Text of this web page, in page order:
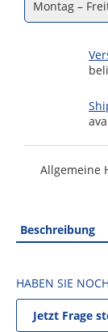
Montag –
Allgemeine
Beschreibung
HABEN SIE
Jetzt Frage